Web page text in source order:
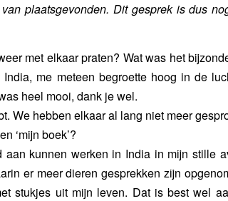
plaatsgevonden. Dit gesprek is dus
met elkaar praten? Wat was het
me meteen begroette hoog in de
heel mooi, dank je wel.
We hebben elkaar al lang niet meer
‘mijn boek’?
kunnen werken in India in mijn stille
er meer dieren gesprekken zijn
stukjes uit mijn leven. Dat is best wel